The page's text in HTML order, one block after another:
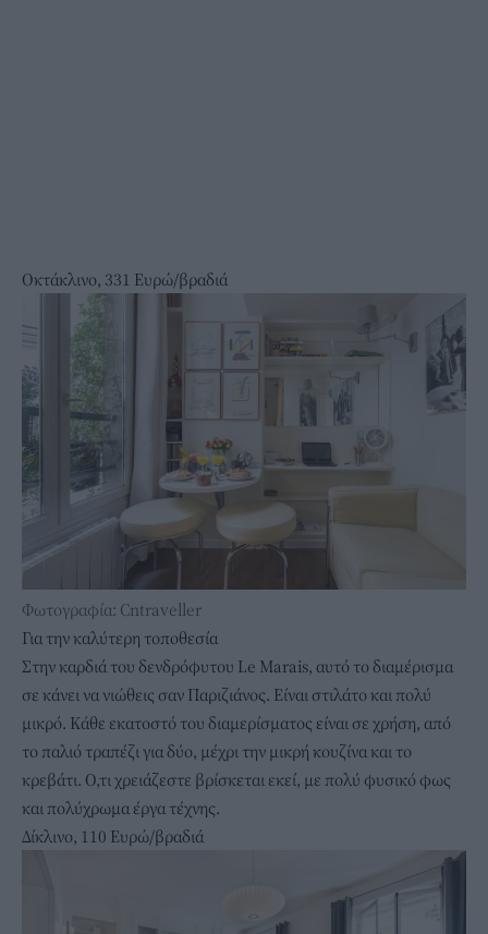
Οκτάκλινο, 331 Ευρώ/βραδιά
Φωτογραφία: Cntraveller
Για την καλύτερη τοποθεσία
Στην καρδιά του δενδρόφυτου Le Marais, αυτό το διαμέρισμα
σε κάνει να νιώθεις σαν Παριζιάνος. Είναι στιλάτο και πολύ
μικρό. Κάθε εκατοστό του διαμερίσματος είναι σε χρήση, από
το παλιό τραπέζι για δύο, μέχρι την μικρή κουζίνα και το
κρεβάτι. Ο,τι χρειάζεστε βρίσκεται εκεί, με πολύ φυσικό φως
και πολύχρωμα έργα τέχνης.
Δίκλινο, 110 Ευρώ/βραδιά